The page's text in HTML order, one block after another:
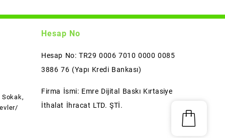
Hesap No
Hesap No: TR29 0006 7010 0000 0085
3886 76 (Yapı Kredi Bankası)
Firma İsmi: Emre Dijital Baskı Kırtasiye
İthalat İhracat LTD. ŞTİ.